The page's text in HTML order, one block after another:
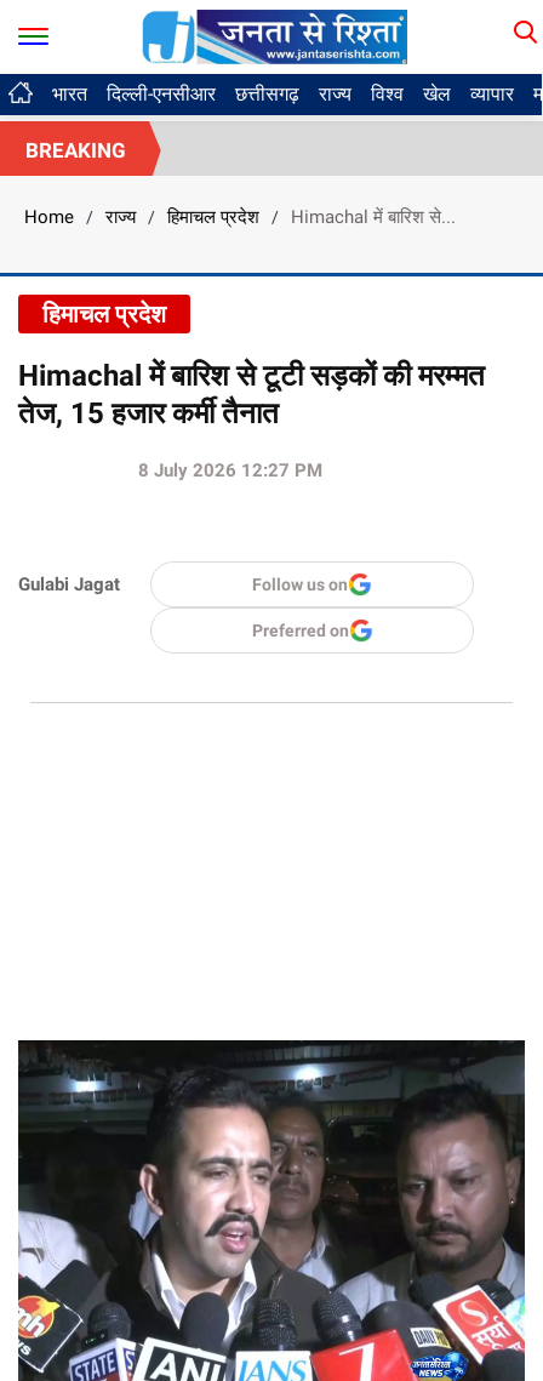
भारत दिल्ली-एनसीआर छत्तीसगढ़ राज्य विश्व खेल व्यापार
BREAKING
Home / राज्य / हिमाचल प्रदेश / Himachal में बारिश से...
हिमाचल प्रदेश
Himachal में बारिश से टूटी सड़कों की मरम्मत
तेज, 15 हजार कर्मी तैनात
Gulabi Jagat
8 July 2026 12:27 PM
Follow us on
Preferred on